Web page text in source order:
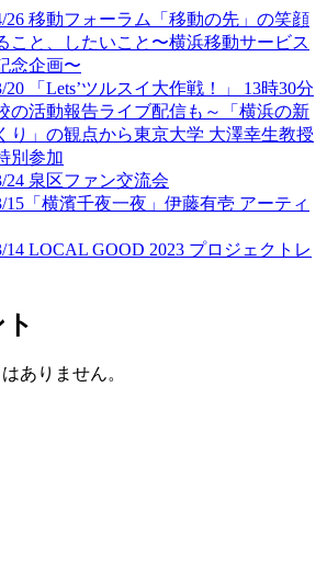
26 移動フォーラム「移動の先」の笑顔
こと、したいこと〜横浜移動サービス
念企画〜
20 「Lets’ツルスイ大作戦！」 13時30分
の活動報告ライブ配信も～「横浜の新
り」の観点から東京大学 大澤幸生教授
別参加
24 泉区ファン交流会
15「横濱千夜一夜」伊藤有壱 アーティ
14 LOCAL GOOD 2023 プロジェクトレ
ありません。